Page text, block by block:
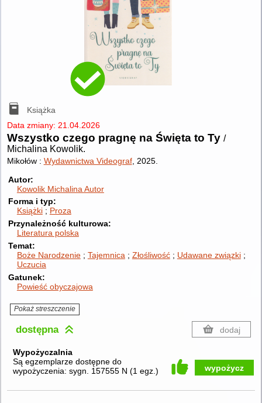
Książka
Data zmiany: 21.04.2026
Wszystko czego pragnę na Święta to Ty /
Michalina Kowolik.
Mikołów : Wydawnictwa Videograf, 2025.
Autor
Kowolik Michalina Autor
Forma i typ
Książki
Proza
Przynależność kulturowa
Literatura polska
Temat
Boże Narodzenie
Tajemnica Złośliwość
Udawane związki
Uczucia
Gatunek
Powieść obyczajowa
Pokaż streszczenie
dostępna dodaj
Wypożyczalnia
Są egzemplarze dostępne do
wypożyczenia: sygn. 157555 N (1 egz. ) wypożycz